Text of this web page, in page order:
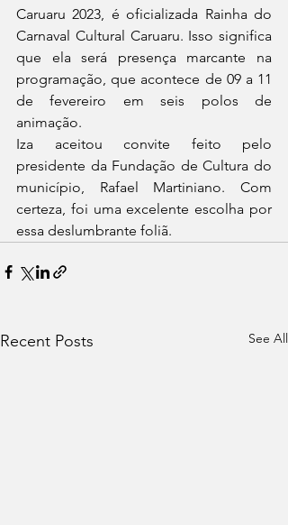
Caruaru 2023, é oficializada Rainha do
Carnaval Cultural Caruaru. Isso significa
que ela será presença marcante na
programação, que acontece de 09 a 11
de fevereiro em seis polos de
animação.
Iza aceitou convite feito pelo
presidente da Fundação de Cultura do
município, Rafael Martiniano. Com
certeza, foi uma excelente escolha por
essa deslumbrante foliã.
Recent Posts See All